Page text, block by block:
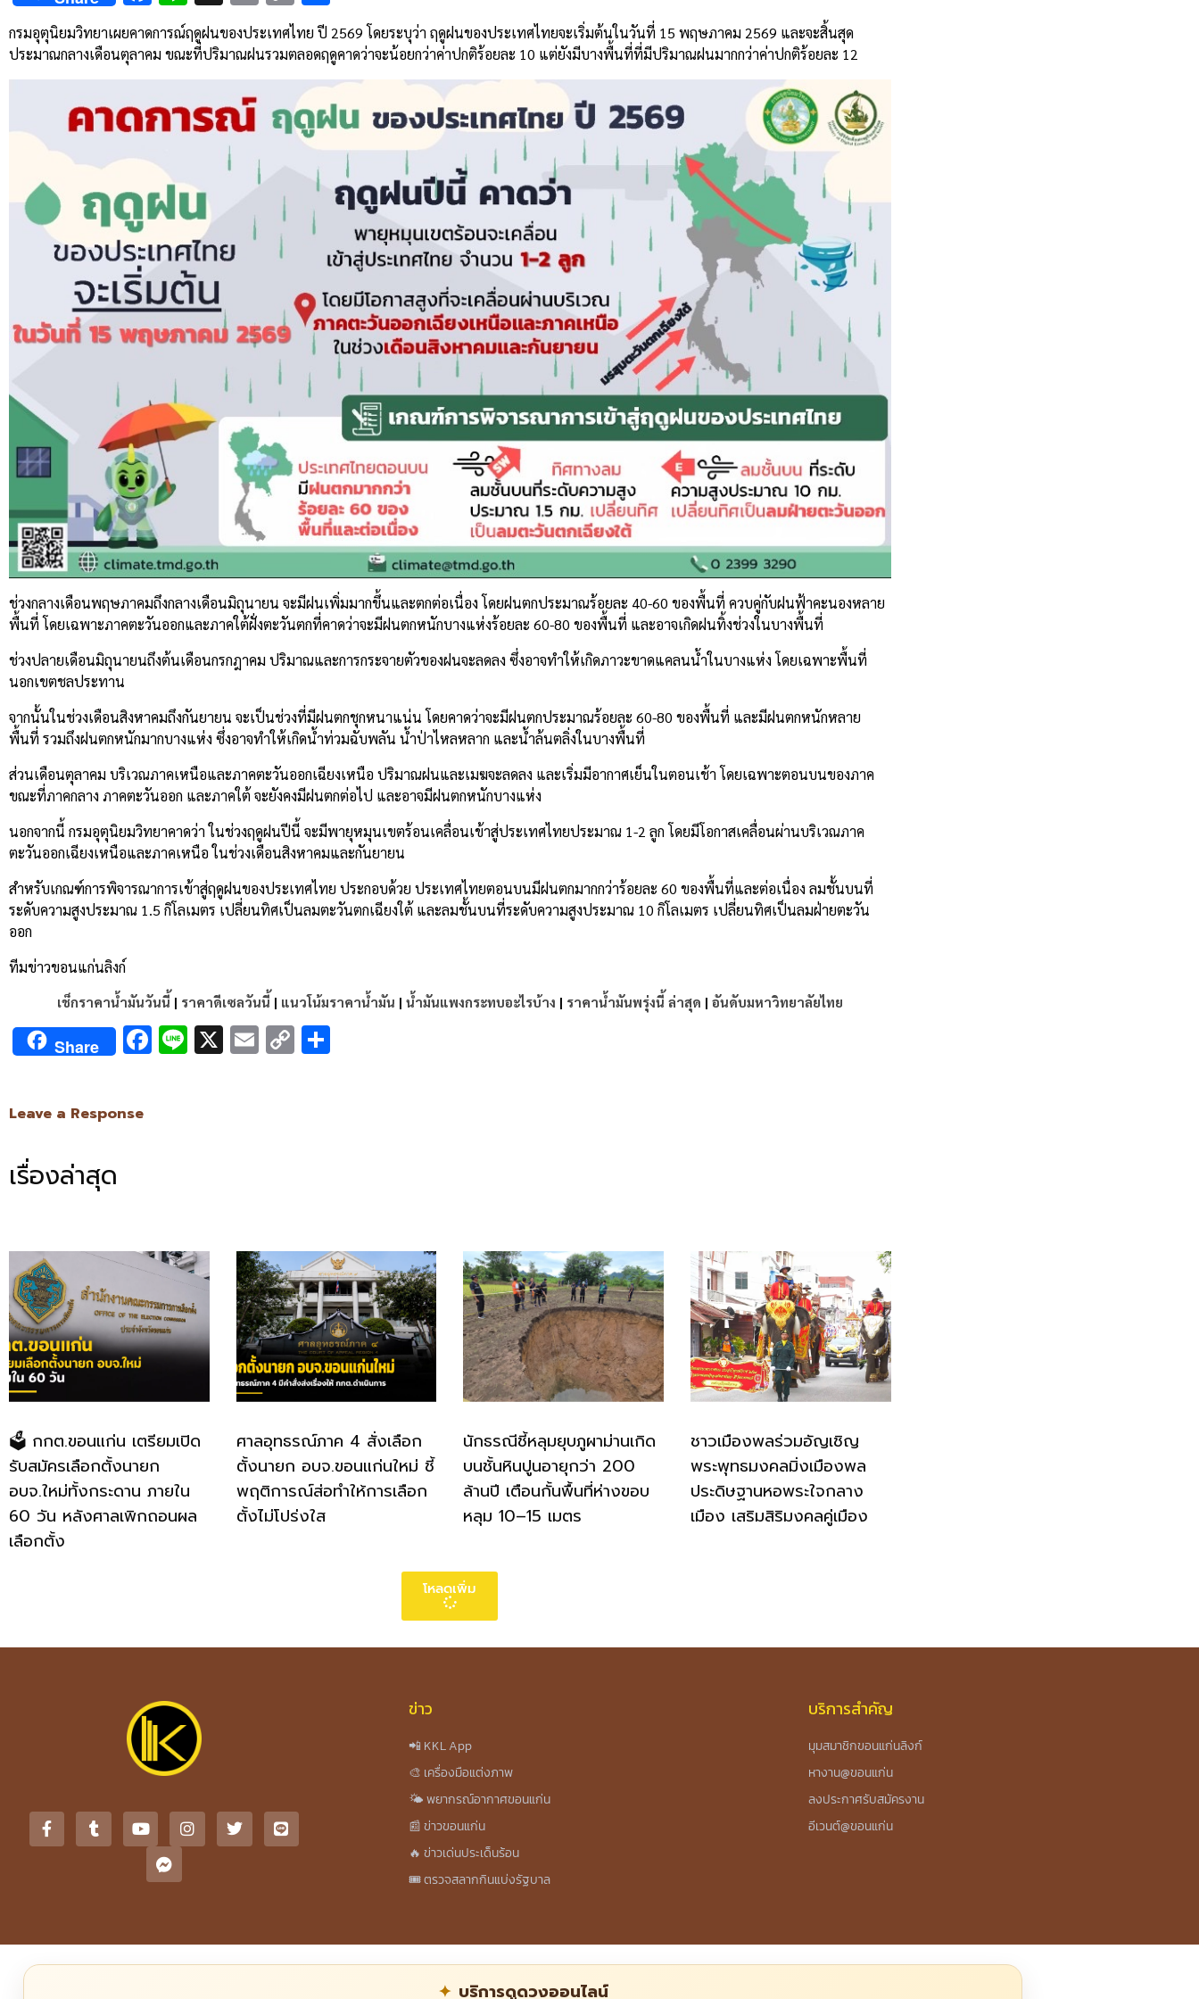
Link
กรมอุตุนิยมวิทยาเผยคาดการณ์ฤดูฝนของประเทศไทย ปี 2569 โดยระบุว่า ฤดูฝนของประเทศไทยจะเริ่มต้นในวันที่ 15 พฤษภาคม 2569 และจะสิ้นสุด
ประมาณกลางเดือนตุลาคม ขณะที่ปริมาณฝนรวมตลอดฤดูคาดว่าจะน้อยกว่าค่าปกติร้อยละ 10 แต่ยังมีบางพื้นที่ที่มีปริมาณฝนมากกว่าค่าปกติร้อยละ 12
ช่วงกลางเดือนพฤษภาคมถึงกลางเดือนมิถุนายน จะมีฝนเพิ่มมากขึ้นและตกต่อเนื่อง โดยฝนตกประมาณร้อยละ 40-60 ของพื้นที่ ควบคู่กับฝนฟ้าคะนองหลาย
พื้นที่ โดยเฉพาะภาคตะวันออกและภาคใต้ฝั่งตะวันตกที่คาดว่าจะมีฝนตกหนักบางแห่งร้อยละ 60-80 ของพื้นที่ และอาจเกิดฝนทิ้งช่วงในบางพื้นที่
ช่วงปลายเดือนมิถุนายนถึงต้นเดือนกรกฎาคม ปริมาณและการกระจายตัวของฝนจะลดลง ซึ่งอาจทำให้เกิดภาวะขาดแคลนน้ำในบางแห่ง โดยเฉพาะพื้นที่
นอกเขตชลประทาน
จากนั้นในช่วงเดือนสิงหาคมถึงกันยายน จะเป็นช่วงที่มีฝนตกชุกหนาแน่น โดยคาดว่าจะมีฝนตกประมาณร้อยละ 60-80 ของพื้นที่ และมีฝนตกหนักหลาย
พื้นที่ รวมถึงฝนตกหนักมากบางแห่ง ซึ่งอาจทำให้เกิดน้ำท่วมฉับพลัน น้ำป่าไหลหลาก และน้ำล้นตลิ่งในบางพื้นที่
ส่วนเดือนตุลาคม บริเวณภาคเหนือและภาคตะวันออกเฉียงเหนือ ปริมาณฝนและเมฆจะลดลง และเริ่มมีอากาศเย็นในตอนเช้า โดยเฉพาะตอนบนของภาค
ขณะที่ภาคกลาง ภาคตะวันออก และภาคใต้ จะยังคงมีฝนตกต่อไป และอาจมีฝนตกหนักบางแห่ง
นอกจากนี้ กรมอุตุนิยมวิทยาคาดว่า ในช่วงฤดูฝนปีนี้ จะมีพายุหมุนเขตร้อนเคลื่อนเข้าสู่ประเทศไทยประมาณ 1-2 ลูก โดยมีโอกาสเคลื่อนผ่านบริเวณภาค
ตะวันออกเฉียงเหนือและภาคเหนือ ในช่วงเดือนสิงหาคมและกันยายน
สำหรับเกณฑ์การพิจารณาการเข้าสู่ฤดูฝนของประเทศไทย ประกอบด้วย ประเทศไทยตอนบนมีฝนตกมากกว่าร้อยละ 60 ของพื้นที่และต่อเนื่อง ลมชั้นบนที่
ระดับความสูงประมาณ 1.5 กิโลเมตร เปลี่ยนทิศเป็นลมตะวันตกเฉียงใต้ และลมชั้นบนที่ระดับความสูงประมาณ 10 กิโลเมตร เปลี่ยนทิศเป็นลมฝ่ายตะวัน
ออก
ทีมข่าวขอนแก่นลิงก์
เช็กราคาน้ำมันวันนี้ | ราคาดีเซลวันนี้ | แนวโน้มราคาน้ำมัน | น้ำมันแพงกระทบอะไรบ้าง | ราคาน้ำมันพรุ่งนี้ ล่าสุด | อันดับมหาวิทยาลัยไทย
Share Facebook
Line
X Email
Copy
Leave a Response
เรื่องล่าสุด
🗳️ กกต.ขอนแก่น เตรียมเปิด
รับสมัครเลือกตั้งนายก
อบจ.ใหม่ทั้งกระดาน ภายใน
60 วัน หลังศาลเพิกถอนผล
เลือกตั้ง
ศาลอุทธรณ์ภาค 4 สั่งเลือก
ตั้งนายก อบจ.ขอนแก่นใหม่ ชี้
พฤติการณ์ส่อทำให้การเลือก
ตั้งไม่โปร่งใส
นักธรณีชี้หลุมยุบภูผาม่านเกิด
บนชั้นหินปูนอายุกว่า 200
ล้านปี เตือนกั้นพื้นที่ห่างขอบ
หลุม 10–15 เมตร
ชาวเมืองพลร่วมอัญเชิญ
พระพุทธมงคลมิ่งเมืองพล
ประดิษฐานหอพระใจกลาง
เมือง เสริมสิริมงคลคู่เมือง
โหลดเพิ่ม
ข่าว
📲 KKL App
🎨 เครื่องมือแต่งภาพ
🌤️ พยากรณ์อากาศขอนแก่น
📰 ข่าวขอนแก่น
🔥 ข่าวเด่นประเด็นร้อน
🎟️ ตรวจสลากกินแบ่งรัฐบาล
บริการสำคัญ
มุมสมาชิกขอนแก่นลิงก์
หางาน@ขอนแก่น
ลงประกาศรับสมัครงาน
อีเวนต์@ขอนแก่น
บริการดูดวงออนไลน์